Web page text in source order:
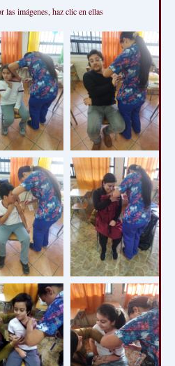
las imágenes, haz clic en ellas